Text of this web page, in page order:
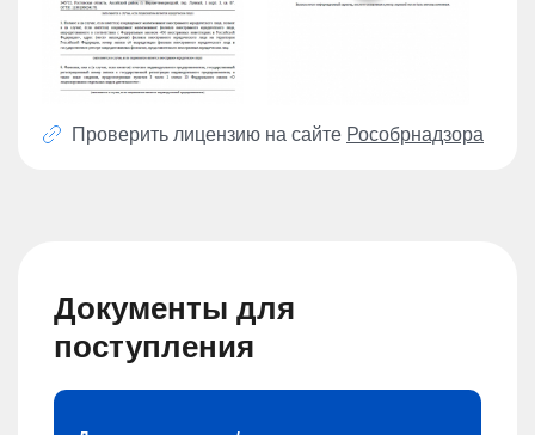
Проверить лицензию на сайте Рособрнадзора
Документы для
поступления